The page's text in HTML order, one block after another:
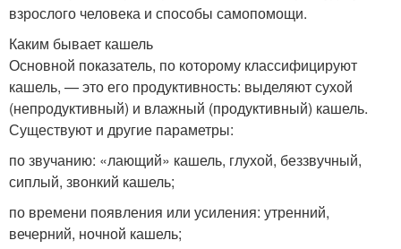
взрослого человека и способы самопомощи.
Каким бывает кашель
Основной показатель, по которому классифицируют
кашель, — это его продуктивность: выделяют сухой
(непродуктивный) и влажный (продуктивный) кашель.
Существуют и другие параметры:
по звучанию: «лающий» кашель, глухой, беззвучный,
сиплый, звонкий кашель;
по времени появления или усиления: утренний,
вечерний, ночной кашель;